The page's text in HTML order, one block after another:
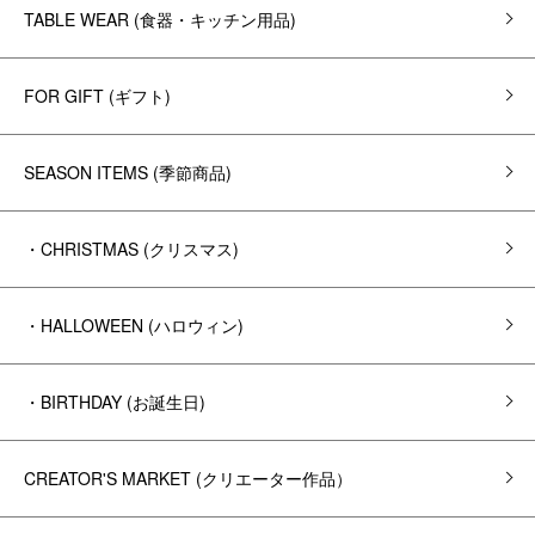
TABLE WEAR (食器・キッチン用品)
FOR GIFT (ギフト)
SEASON ITEMS (季節商品)
・CHRISTMAS (クリスマス)
・HALLOWEEN (ハロウィン)
・BIRTHDAY (お誕生日)
CREATOR'S MARKET (クリエーター作品）